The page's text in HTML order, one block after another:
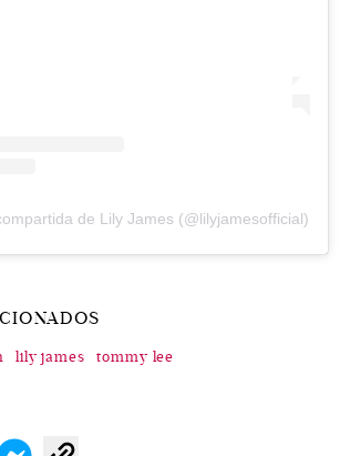
de Lily James (@lilyjamesofficial)
lily james tommy lee